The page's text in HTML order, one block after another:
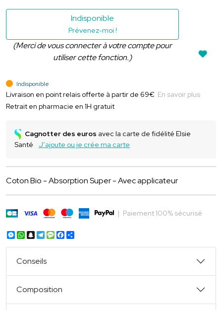
Indisponible
Prévenez-moi !
(Merci de vous connecter à votre compte pour
utiliser cette fonction.)
Indisponible
Livraison en point relais offerte à partir de 69€ En savoir plus
Retrait en pharmacie en 1H gratuit
Cagnotter des euros avec la carte de fidélité Elsie
Santé
J’ajoute ou je crée ma carte
Coton Bio - Absorption Super - Avec applicateur
| Paiement 100% sécurisé
Messenger
WhatsApp
Snapchat
Telegram
Message
Facebook
Conseils
Composition